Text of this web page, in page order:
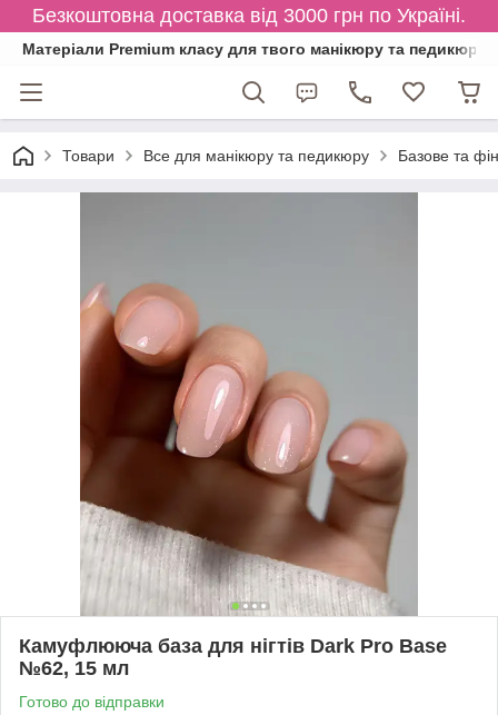
Безкоштовна доставка від 3000 грн по Україні.
Матеріали Premium класу для твого манікюру та педикюру
Товари Все для манікюру та педикюру Базове та
Камуфлююча база для нігтів Dark Pro Base
№62, 15 мл
Готово до відправки